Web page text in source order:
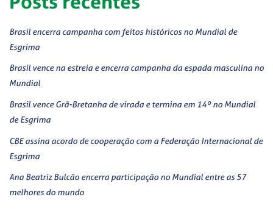
Brasil encerra campanha com feitos históricos no Mundial de
Esgrima
Brasil vence na estreia e encerra campanha da espada masculina no
Mundial
Brasil vence Grã-Bretanha de virada e termina em 14º no Mundial
de Esgrima
CBE assina acordo de cooperação com a Federação Internacional de
Esgrima
Ana Beatriz Bulcão encerra participação no Mundial entre as 57
melhores do mundo